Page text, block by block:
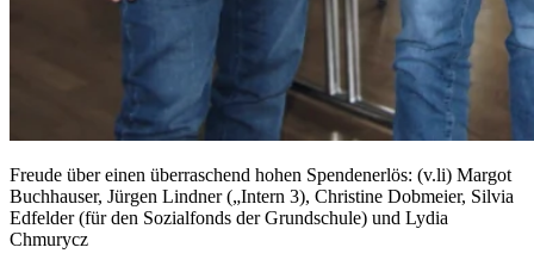
Freude über einen überraschend hohen Spendenerlös: (v.li) Margot
Buchhauser, Jürgen Lindner („Intern 3), Christine Dobmeier, Silvia
Edfelder (für den Sozialfonds der Grundschule) und Lydia
Chmurycz